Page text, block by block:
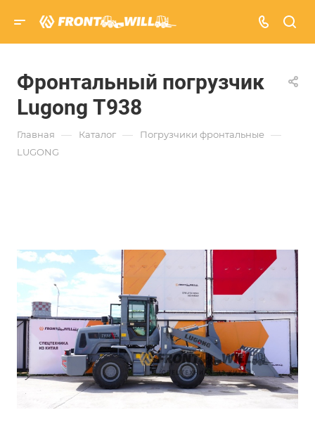
Фронтальный погрузчик
Lugong Т938
Главная — Каталог — Погрузчики фронтальные —
LUGONG